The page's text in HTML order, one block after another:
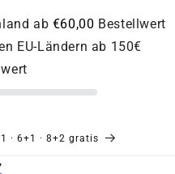
ab €60,00 Bestellwert
EU-Ländern ab 150€
· 6+1 · 8+2 gratis